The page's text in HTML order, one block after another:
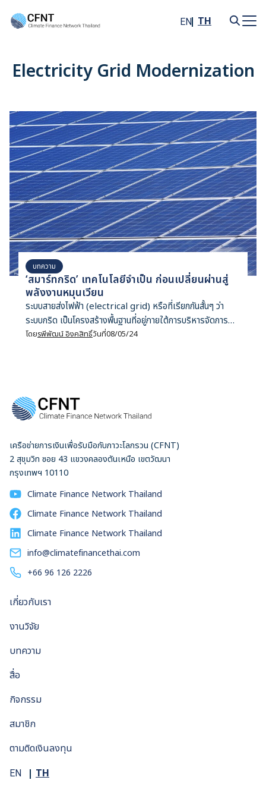
EN TH
Electricity Grid Modernization
บทความ
‘สมาร์ทกริด’ เทคโนโลยีจำเป็น ก่อนเปลี่ยนผ่านสู่
พลังงานหมุนเวียน
ระบบสายส่งไฟฟ้า (electrical grid) หรือที่เรียกกันสั้นๆ ว่า
ระบบกริด เป็นโครงสร้างพื้นฐานที่อยู่ภายใต้การบริหารจัดการ
ขององค์การรัฐวิสาหกิจของไทย และไม่ค่อยมีใครพูดถึงมากนัก
เพราะถือว่าเป็นหัวใจสำคัญในการเปลี่ยนผ่านสู่พลังงานหมุนเวียน
สาเหตุก็เนื่องจากรูปแบบการผลิตไฟฟ้าที่เปลี่ยนแปลงไปจากหน้า
ไฟฟ้าแรงสูงจากโรงไฟฟ้าขนาดใหญ่ไม่กี่แห่งไปยังครัวเรือน
ต่างๆ แต่พลังงานหมุนเวียน เช่น แผงพลังงานแสงอาทิตย์บน
หลังคา จะคล้ายกับโรงไฟฟ้าขนาดจิ๋วที่กระจายตัวอยู่หลากหลาย
แหล่ง ยังไม่นับลักษณะการผลิตไฟฟ้าของพลังงานหมุนเวียนที่ขึ้น
ทั้งหมดก็อาจระส่ำระสาย แผนพัฒนากำลังผลิตไฟฟ้าของ
ประเทศไทย พ.ศ. 2561 – 2580 ฉบับปรับปรุงครั้งที่ 1 เพิ่มเป้า
หมายสัดส่วนพลังงานหมุนเวียนในระบบไฟฟ้าจาก 20 เปอร์เซ็นต์
ตัวชูโรงโดยคิดเป็นสัดส่วนสูงถึง 22 เปอร์เซ็นต์ของกำลังการ
พร้อมกับระบุว่า พร้อมเพิ่มสัดส่วนพลังงานหมุนเวียนในระบบให้ไม่
น้อยกว่า 50 เปอร์เซ็นต์ แต่ความฝันดังกล่าวคงยากจะเป็นความ
จริง หากรัฐบาลไม่ทุ่มงบประมาณเพื่อพัฒนา ‘สมาร์ทกริด’ ให้
สามารถรองรับรูปแบบการผลิตไฟฟ้าที่เปลี่ยนแปลงไปจากหน้ามือ
of Standards and […]
โดยรพีพัฒน์ อิงคสิทธิ์วันที่08/05/24
เครือข่ายการเงินเพื่อรับมือกับภาวะโลกรวน (CFNT)
2 สุขุมวิท ซอย 43 แขวงคลองตันเหนือ เขตวัฒนา
กรุงเทพฯ 10110
Climate Finance Network Thailand
Climate Finance Network Thailand
Climate Finance Network Thailand
info@climatefinancethai.com
+66 96 126 2226
เกี่ยวกับเรา
งานวิจัย
บทความ
สื่อ
กิจกรรม
สมาชิก
ตามติดเงินลงทุน
EN TH